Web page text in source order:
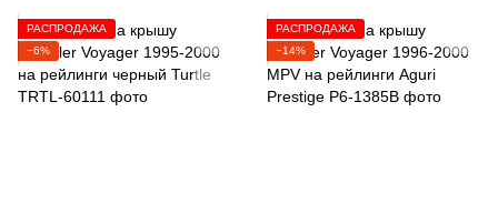
РАСПРОДАЖА
−6%
РАСПРОДАЖА
−14%